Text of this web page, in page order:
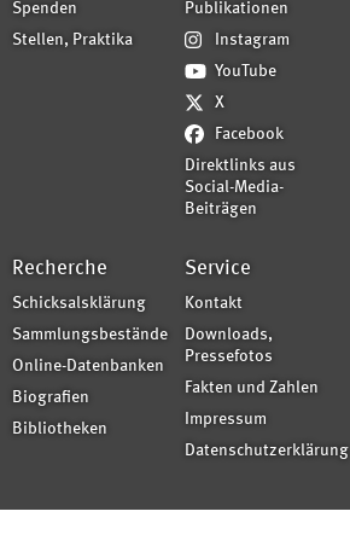
Spenden
Stellen, Praktika
Publikationen
Instagram
YouTube
X
Facebook
Direktlinks aus
Social-Media-
Beiträgen
Recherche
Schicksalsklärung
Sammlungsbestände
Online-Datenbanken
Biografien
Bibliotheken
Service
Kontakt
Downloads,
Pressefotos
Fakten und Zahlen
Impressum
Datenschutzerklärung